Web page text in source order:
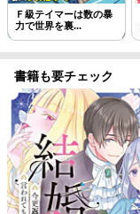
Ｆ級テイマーは数の暴
力で世界を裏...
書籍も要チェック